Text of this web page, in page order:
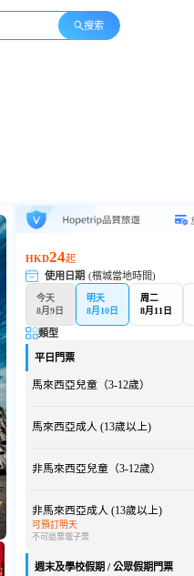
搜索
HKD24起
使用日期 (檳城當地時間)
今天
8月9日
明天
8月10日
周二
8月11日
類型
平日門票
馬來西亞兒童（3-12歲）
馬來西亞成人 (13歲以上)
非馬來西亞兒童（3-12歲）
非馬來西亞成人 (13歲以上)
可預訂明天
不可退票電子票
週末及學校假期 / 公眾假期門票